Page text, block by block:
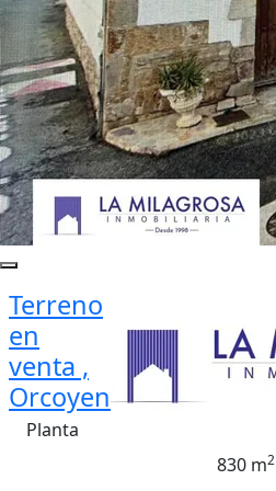
Terreno
en
venta ,
Orcoyen
Planta
830 m2